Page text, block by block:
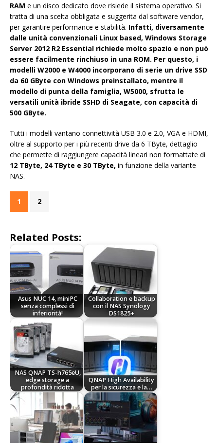
RAM e un disco dedicato dove risiede il sistema operativo. Si
tratta di una scelta obbligata e suggerita dal software vendor,
per garantire performance e stabilità. Infatti, diversamente
dalle unità convenzionali Linux based, Windows Storage
Server 2012 R2 Essential richiede molto spazio e non può
essere facilmente rinchiuso in una ROM. Per questo, i
modelli W2000 e W4000 incorporano di serie un drive SSD
da 60 GByte con Windows preinstallato, mentre il
modello di punta della famiglia, W5000, sfrutta le
versatili unità ibride SSHD di Seagate, con capacità di
500 GByte.
Tutti i modelli vantano connettività USB 3.0 e 2.0, VGA e HDMI,
oltre al supporto per i più recenti drive da 6 TByte, dettaglio
che permette di raggiungere capacità lineari non formattate di
12 TByte, 24 TByte e 30 TByte, in funzione della variante
NAS.
1 2
Related Posts:
Asus NUC 14, miniPC
senza complessi di
inferiorità!
Collaboration e backup
con il NAS Synology
DS1825+
NAS QNAP TS-h765eU,
edge storage a
profondità ridotta
QNAP High Availability
per la sicurezza e la…